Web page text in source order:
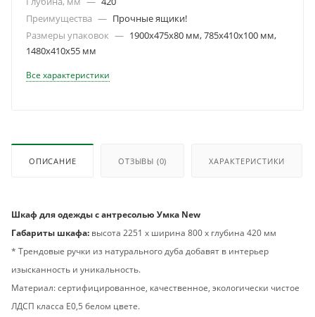
Преимущества — Прочные ящики!
Размеры упаковок — 1900х475х80 мм, 785х410х100 мм,
1480х410х55 мм
Все характеристики
ОПИСАНИЕ ОТЗЫВЫ (0) ХАРАКТЕРИСТИКИ
Шкаф для одежды с антресолью Умка New
Габариты шкафа: высота 2251 х ширина 800 х глубина 420 мм
* Трендовые ручки из натурального дуба добавят в интерьер
изысканность и уникальность.
Материал: сертифицированное, качественное, экологически чистое
ЛДСП класса Е0,5 белом цвете.